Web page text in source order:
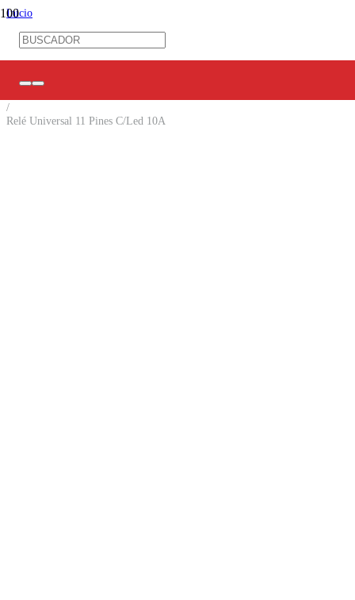
Inicio
Control Industrial
/
Relé Universal 11 Pines C/Led 10A